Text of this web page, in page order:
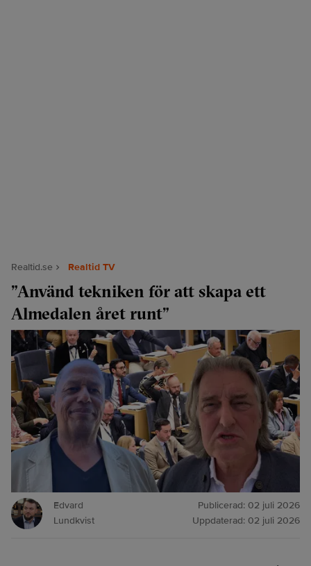
Realtid.se Realtid TV
”Använd tekniken för att skapa ett
Almedalen året runt”
Edvard
Lundkvist
Publicerad: 02 juli 2026
Uppdaterad: 02 juli 2026